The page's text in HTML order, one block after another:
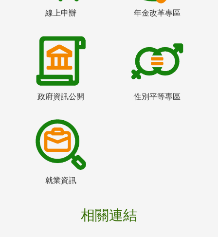
線上申辦 年金改革專區
政府資訊公開 性別平等專區
就業資訊
相關連結